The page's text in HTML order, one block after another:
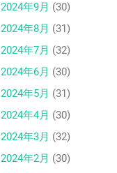
2024年9月 (30)
2024年8月 (31)
2024年7月 (32)
2024年6月 (30)
2024年5月 (31)
2024年4月 (30)
2024年3月 (32)
2024年2月 (30)